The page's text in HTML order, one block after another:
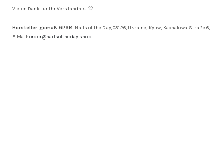
Vielen Dank für Ihr Verständnis. 🤍
Hersteller gemäß GPSR: Nails of the Day, 03126, Ukraine, Kyjiw, Kachalowa-Straße 6,
E-Mail:order@nailsoftheday.shop